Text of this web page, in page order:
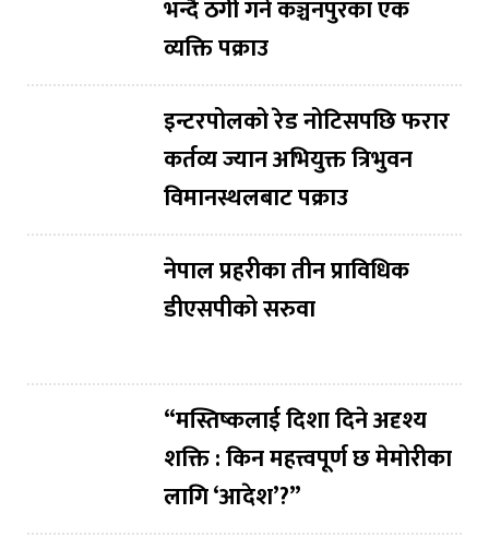
भन्दै ठगी गर्ने कञ्चनपुरका एक
व्यक्ति पक्राउ
इन्टरपोलको रेड नोटिसपछि फरार
कर्तव्य ज्यान अभियुक्त त्रिभुवन
विमानस्थलबाट पक्राउ
नेपाल प्रहरीका तीन प्राविधिक
डीएसपीको सरुवा
“मस्तिष्कलाई दिशा दिने अदृश्य
शक्ति : किन महत्त्वपूर्ण छ मेमोरीका
लागि ‘आदेश’?”